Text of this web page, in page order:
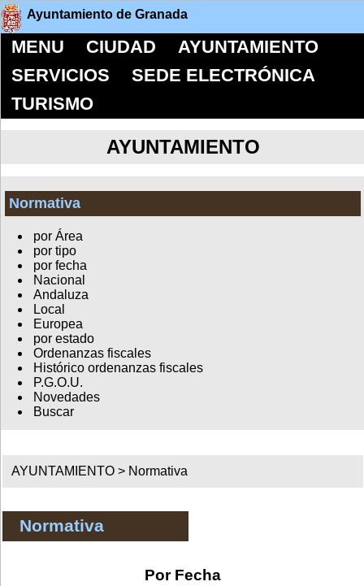
Ayuntamiento de Granada
MENU CIUDAD
AYUNTAMIENTO
SERVICIOS
SEDE ELECTRÓNICA
TURISMO
AYUNTAMIENTO
Normativa
por Área
por tipo
por fecha
Nacional
Andaluza
Local
Europea
por estado
Ordenanzas fiscales
Histórico ordenanzas fiscales
P.G.O.U.
Novedades
Buscar
AYUNTAMIENTO > Normativa
Normativa
Por Fecha